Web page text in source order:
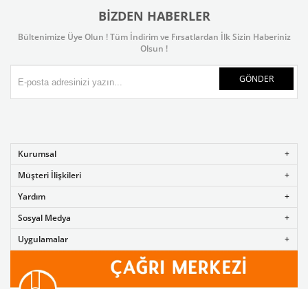
BIZDEN HABERLER
Bültenimize Üye Olun ! Tüm İndirim ve Fırsatlardan İlk Sizin Haberiniz
Olsun !
GÖNDER
Kurumsal
Müşteri İlişkileri
Yardım
Sosyal Medya
Uygulamalar